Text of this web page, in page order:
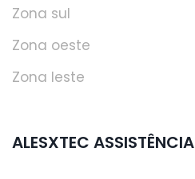
Zona sul
Zona oeste
Zona leste
ALESXTEC ASSISTÊNCIA